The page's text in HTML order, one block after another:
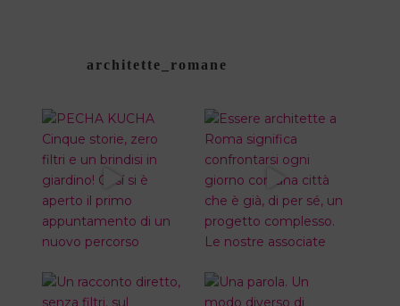
architette_romane